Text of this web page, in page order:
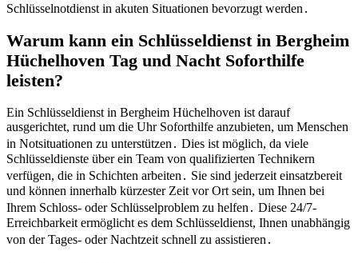
Schlüsselnotdienst in akuten Situationen bevorzugt werden․
Warum kann ein Schlüsseldienst in Bergheim
Hüchelhoven Tag und Nacht Soforthilfe
leisten?​
Ein Schlüsseldienst in Bergheim Hüchelhoven ist darauf
ausgerichtet, rund um die Uhr Soforthilfe anzubieten, um Menschen
in Notsituationen zu unterstützen․ Dies ist möglich, da viele
Schlüsseldienste über ein Team von qualifizierten Technikern
verfügen, die in Schichten arbeiten․ Sie sind jederzeit einsatzbereit
und können innerhalb kürzester Zeit vor Ort sein, um Ihnen bei
Ihrem Schloss- oder Schlüsselproblem zu helfen․ Diese 24/7-
Erreichbarkeit ermöglicht es dem Schlüsseldienst, Ihnen unabhängig
von der Tages- oder Nachtzeit schnell zu assistieren․